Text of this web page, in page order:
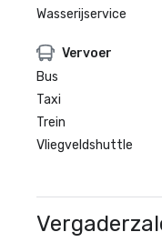
Wasserijservice
Vervoer
Bus
Taxi
Trein
Vliegveldshuttle